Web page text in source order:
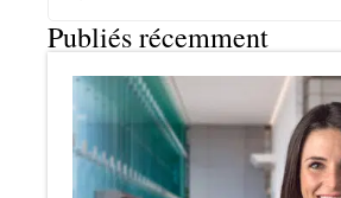
Publiés récemment